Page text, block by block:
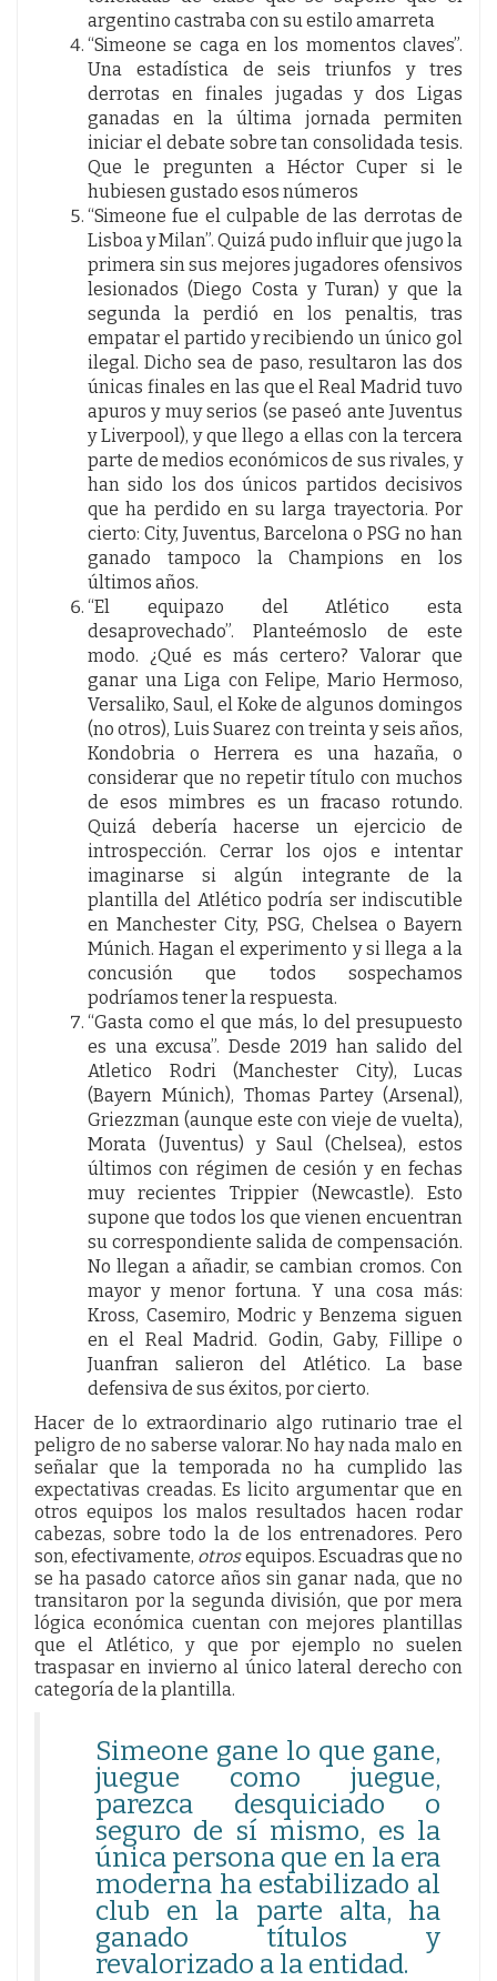
argentino castraba con su estilo amarreta
“Simeone se caga en los momentos claves”.
Una estadística de seis triunfos y tres
derrotas en finales jugadas y dos Ligas
ganadas en la última jornada permiten
iniciar el debate sobre tan consolidada tesis.
Que le pregunten a Héctor Cuper si le
hubiesen gustado esos números
“Simeone fue el culpable de las derrotas de
Lisboa y Milan”. Quizá pudo influir que jugo la
primera sin sus mejores jugadores ofensivos
lesionados (Diego Costa y Turan) y que la
segunda la perdió en los penaltis, tras
empatar el partido y recibiendo un único gol
ilegal. Dicho sea de paso, resultaron las dos
únicas finales en las que el Real Madrid tuvo
apuros y muy serios (se paseó ante Juventus
y Liverpool), y que llego a ellas con la tercera
parte de medios económicos de sus rivales, y
han sido los dos únicos partidos decisivos
que ha perdido en su larga trayectoria. Por
cierto: City, Juventus, Barcelona o PSG no han
ganado tampoco la Champions en los
últimos años.
“El equipazo del Atlético esta
desaprovechado”. Planteémoslo de este
modo. ¿Qué es más certero? Valorar que
ganar una Liga con Felipe, Mario Hermoso,
Versaliko, Saul, el Koke de algunos domingos
(no otros), Luis Suarez con treinta y seis años,
Kondobria o Herrera es una hazaña, o
considerar que no repetir título con muchos
de esos mimbres es un fracaso rotundo.
Quizá debería hacerse un ejercicio de
introspección. Cerrar los ojos e intentar
imaginarse si algún integrante de la
plantilla del Atlético podría ser indiscutible
en Manchester City, PSG, Chelsea o Bayern
Múnich. Hagan el experimento y si llega a la
concusión que todos sospechamos
podríamos tener la respuesta.
“Gasta como el que más, lo del presupuesto
es una excusa”. Desde 2019 han salido del
Atletico Rodri (Manchester City), Lucas
(Bayern Múnich), Thomas Partey (Arsenal),
Griezzman (aunque este con vieje de vuelta),
Morata (Juventus) y Saul (Chelsea), estos
últimos con régimen de cesión y en fechas
muy recientes Trippier (Newcastle). Esto
supone que todos los que vienen encuentran
su correspondiente salida de compensación.
No llegan a añadir, se cambian cromos. Con
mayor y menor fortuna. Y una cosa más:
Kross, Casemiro, Modric y Benzema siguen
en el Real Madrid. Godin, Gaby, Fillipe o
Juanfran salieron del Atlético. La base
defensiva de sus éxitos, por cierto.
Hacer de lo extraordinario algo rutinario trae el
peligro de no saberse valorar. No hay nada malo en
señalar que la temporada no ha cumplido las
expectativas creadas. Es licito argumentar que en
otros equipos los malos resultados hacen rodar
cabezas, sobre todo la de los entrenadores. Pero
son, efectivamente, otrosequipos. Escuadras que no
se ha pasado catorce años sin ganar nada, que no
transitaron por la segunda división, que por mera
lógica económica cuentan con mejores plantillas
que el Atlético, y que por ejemplo no suelen
traspasar en invierno al único lateral derecho con
categoría de la plantilla.
Simeone gane lo que gane,
juegue como juegue,
parezca desquiciado o
seguro de sí mismo, es la
única persona que en la era
moderna ha estabilizado al
club en la parte alta, ha
ganado títulos y
revalorizado a la entidad.